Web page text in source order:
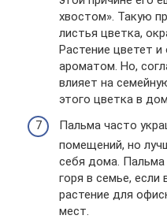
хвостом». Такую
листья цветка,
Растение цветет
ароматом. Но,
влияет на
этого цветка в
Пальма часто
помещений, но
себя дома.
горя в семье, если
растение для
мест.